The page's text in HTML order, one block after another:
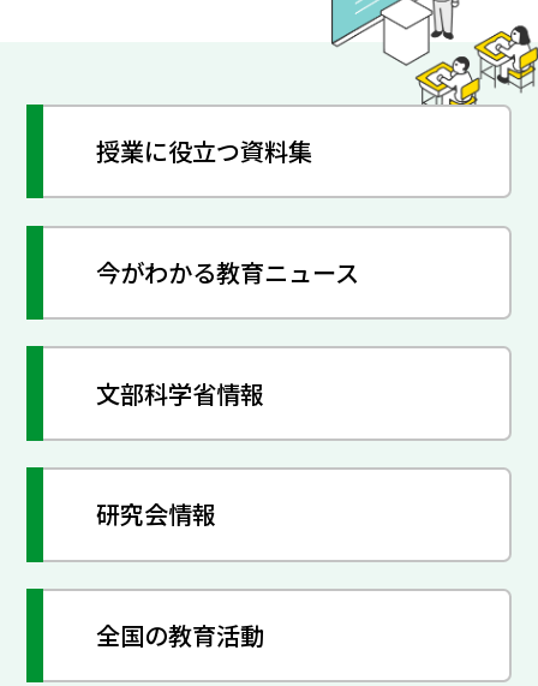
授業に役立つ資料集
今がわかる教育ニュース
文部科学省情報
研究会情報
全国の教育活動